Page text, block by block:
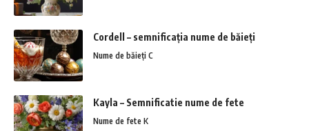
Cordell – semnificația nume de băieți
Nume de băieți C
Kayla – Semnificatie nume de fete
Nume de fete K